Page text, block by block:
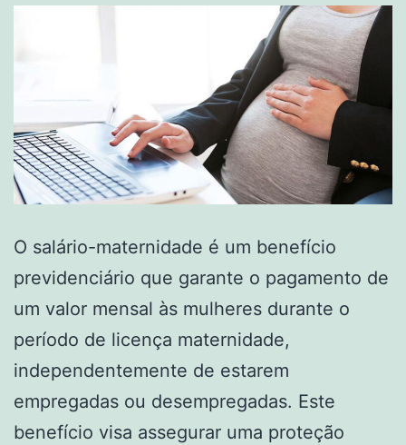
O salário-maternidade é um benefício
previdenciário que garante o pagamento de
um valor mensal às mulheres durante o
período de licença maternidade,
independentemente de estarem
empregadas ou desempregadas. Este
benefício visa assegurar uma proteção